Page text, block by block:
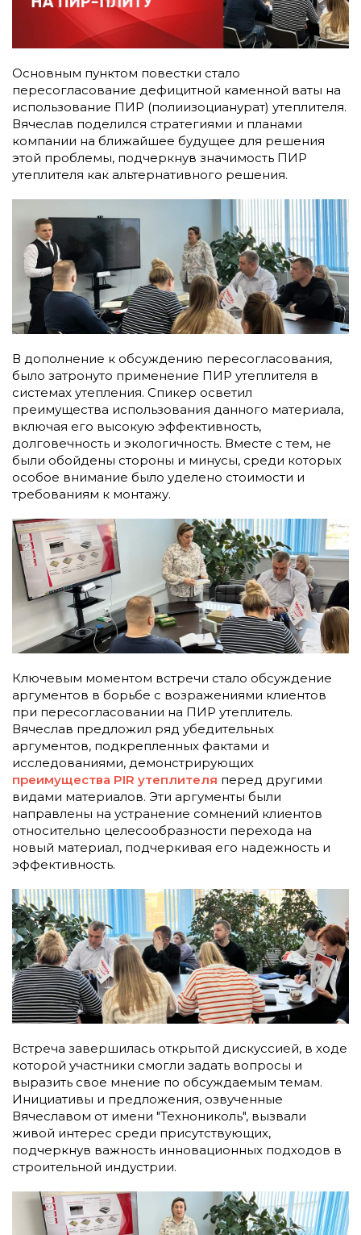
Основным пунктом повестки стало
пересогласование дефицитной каменной ваты на
использование ПИР (полиизоцианурат) утеплителя.
Вячеслав поделился стратегиями и планами
компании на ближайшее будущее для решения
этой проблемы, подчеркнув значимость ПИР
утеплителя как альтернативного решения.
В дополнение к обсуждению пересогласования,
было затронуто применение ПИР утеплителя в
системах утепления. Спикер осветил
преимущества использования данного материала,
включая его высокую эффективность,
долговечность и экологичность. Вместе с тем, не
были обойдены стороны и минусы, среди которых
особое внимание было уделено стоимости и
требованиям к монтажу.
Ключевым моментом встречи стало обсуждение
аргументов в борьбе с возражениями клиентов
при пересогласовании на ПИР утеплитель.
Вячеслав предложил ряд убедительных
аргументов, подкрепленных фактами и
исследованиями, демонстрирующих
преимущества PIR утеплителя перед другими
видами материалов. Эти аргументы были
направлены на устранение сомнений клиентов
относительно целесообразности перехода на
новый материал, подчеркивая его надежность и
эффективность.
Встреча завершилась открытой дискуссией, в ходе
которой участники смогли задать вопросы и
выразить свое мнение по обсуждаемым темам.
Инициативы и предложения, озвученные
Вячеславом от имени "Технониколь", вызвали
живой интерес среди присутствующих,
подчеркнув важность инновационных подходов в
строительной индустрии.